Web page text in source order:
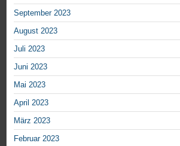
September 2023
August 2023
Juli 2023
Juni 2023
Mai 2023
April 2023
März 2023
Februar 2023